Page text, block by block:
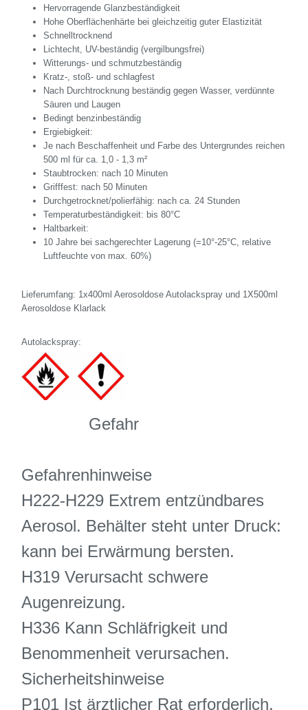
Hervorragende Glanzbeständigkeit
Hohe Oberflächenhärte bei gleichzeitig guter Elastizität
Schnelltrocknend
Lichtecht, UV-beständig (vergilbungsfrei)
Witterungs- und schmutzbeständig
Kratz-, stoß- und schlagfest
Nach Durchtrocknung beständig gegen Wasser, verdünnte
Säuren und Laugen
Bedingt benzinbeständig
Ergiebigkeit:
Je nach Beschaffenheit und Farbe des Untergrundes reichen
500 ml für ca. 1,0 - 1,3 m²
Staubtrocken: nach 10 Minuten
Grifffest: nach 50 Minuten
Durchgetrocknet/polierfähig: nach ca. 24 Stunden
Temperaturbeständigkeit: bis 80°C
Haltbarkeit:
10 Jahre bei sachgerechter Lagerung (=10°-25°C, relative
Luftfeuchte von max. 60%)
Lieferumfang: 1x400ml Aerosoldose Autolackspray und 1X500ml
Aerosoldose Klarlack
Autolackspray:
Gefahr
Gefahrenhinweise
H222-H229 Extrem entzündbares
Aerosol. Behälter steht unter Druck:
kann bei Erwärmung bersten.
H319 Verursacht schwere
Augenreizung.
H336 Kann Schläfrigkeit und
Benommenheit verursachen.
Sicherheitshinweise
P101 Ist ärztlicher Rat erforderlich,